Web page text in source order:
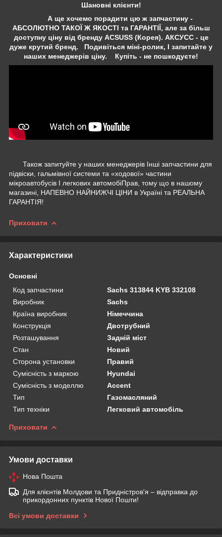
Шановні клієнти!
А ще хочемо порадити цю ж запчастину -
АБСОЛЮТНО ТАКОЇ Ж ЯКОСТІ та ГАРАНТІЇ, але за більш
доступну ціну від бренду ACSUSS (Корея). АКСУСС - це
дуже крутий бренд. Подивіться міні-ролик, І запитайте у
наших менеджерів ціну. Купіть - не пошкодуєте!
Також запитуйте у наших менеджерів Інші запчастини для
підвіски, гальмівної системи та «ходової» частини
мікроавтобусів І легкових автомобіПрав, тому що в нашому
магазині, НАПЕВНО НАЙНИЖЧІ ЦІНИ в Україні та РЕАЛЬНА
ГАРАНТІЯ!
Приховати
Характеристики
Основні
Код запчастини
Sachs 313844 KYB 332108
Виробник
Sachs
Країна виробник
Німеччина
Конструкція
Двотрубний
Розташування
Задній міст
Стан
Новий
Сторона установки
Правий
Сумісність з маркою
Hyundai
Сумісність з моделлю
Accent
Тип
Газомасляний
Тип техніки
Легковий автомобіль
Приховати
Умови доставки
Нова Пошта
Для клієнтів Молдови та Придністров'я – відправка до
прикордонних пунктів Нової Пошти!
Всі умови доставки